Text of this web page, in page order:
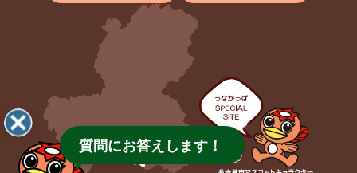
質問にお答えします！